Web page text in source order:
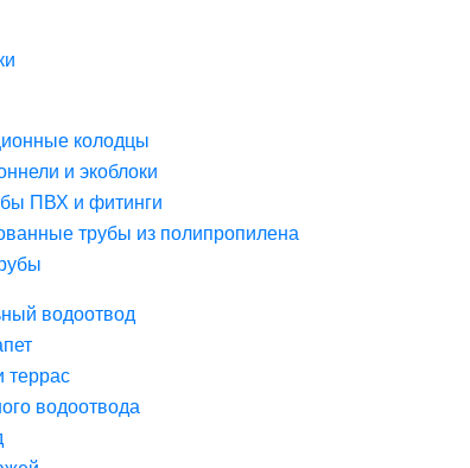
колодцы
и экоблоки
ПВХ и фитинги
трубы из полипропилена
водоотвод
террас
водоотвода